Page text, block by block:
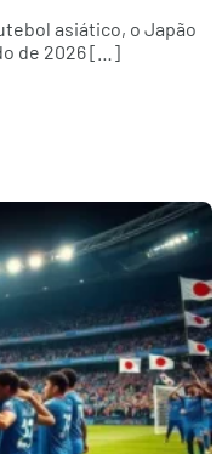
asiático, o Japão
de 2026 […]